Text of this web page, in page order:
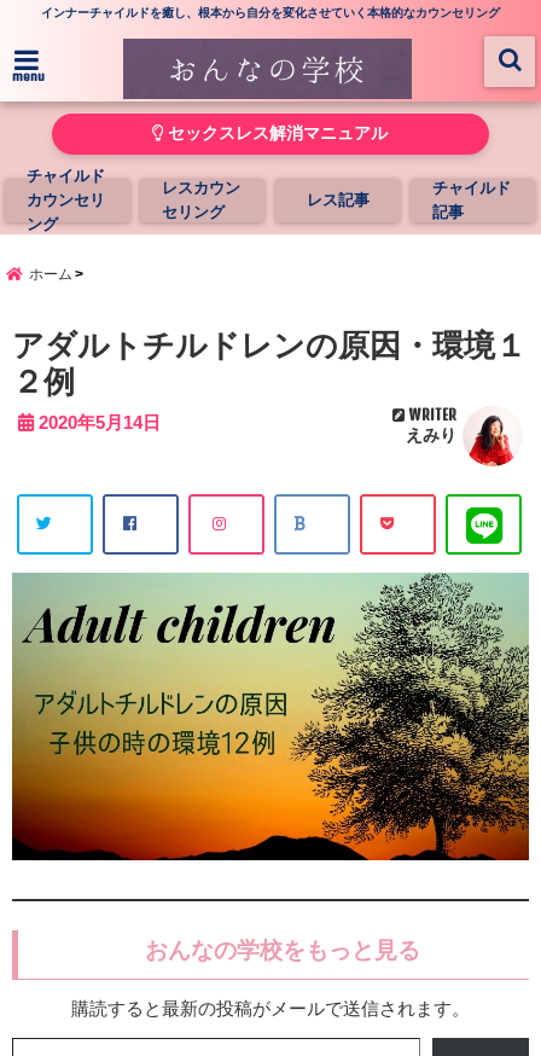
インナーチャイルドを癒し、根本から自分を変化させていく本格的なカウンセリング
menu
セックスレス解消マニュアル
チャイルド
カウンセリ
ング
レスカウン
セリング
レス記事
チャイルド
記事
ホーム
アダルトチルドレンの原因・環境１
２例
2020年5月14日 WRITER
えみり
おんなの学校をもっと見る
購読すると最新の投稿がメールで送信されます。
メールアドレスを入力...